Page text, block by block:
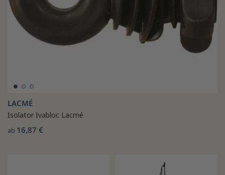
LACMÉ
Isolator Ivabloc Lacmé
ab 16,87 €